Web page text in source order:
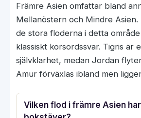
Främre Asien omfattar bland
Mellanöstern och Mindre
de stora floderna i detta
klassiskt korsordssvar. Tigris är
självklarhet, medan Jordan
Amur förväxlas ibland men
Vilken flod i främre Asien